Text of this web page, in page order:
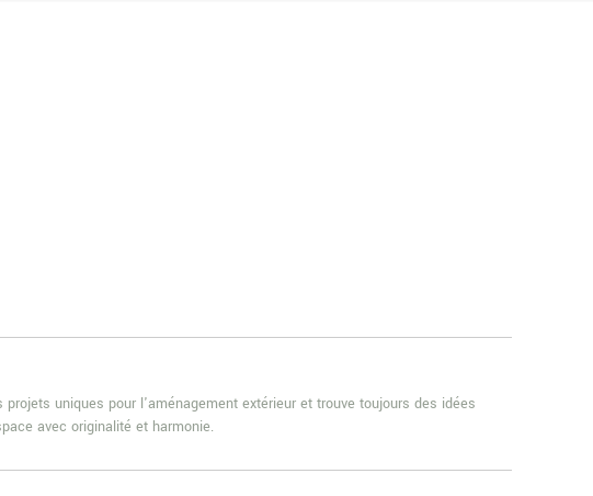
uniques pour l'aménagement extérieur et trouve toujours des idées
avec originalité et harmonie.